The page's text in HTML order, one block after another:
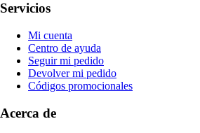
Servicios
Mi cuenta
Centro de ayuda
Seguir mi pedido
Devolver mi pedido
Códigos promocionales
Acerca de